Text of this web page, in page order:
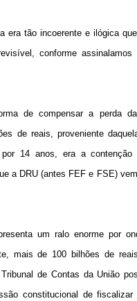
era tão incoerente e ilógica
conforme
de compensar a perda da
de reais, proveniente
por 14 anos, era a contenção
a DRU (antes FEF e FSE)
um ralo enorme por
mais de 100 bilhões de
de Contas da União
constitucional de